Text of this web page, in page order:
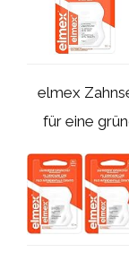
elmex
für eine